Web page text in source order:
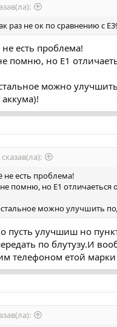
раз не ок по сравнению с
не есть проблема!
помню, но Е1
можно
не есть проблема!
помню, но Е1 отличаеться
можно улучшить
пусть улучшиш но
по блутузу.И
телефоном етой марки